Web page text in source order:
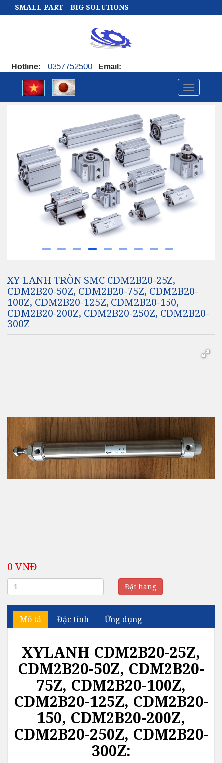
SMALL PART - BIG SOLUTIONS
Hotline: 0357752500 Email :
Toggle
XY LANH TRÒN SMC CDM2B20-25Z,
CDM2B20-50Z, CDM2B20-75Z, CDM2B20-
100Z, CDM2B20-125Z, CDM2B20-150,
CDM2B20-200Z, CDM2B20-250Z, CDM2B20-
300Z
0 VNĐ
Đặt hàng
Mô tả Đặc tính Ứng dụng
XYLANH CDM2B20-25Z,
CDM2B20-50Z, CDM2B20-
75Z, CDM2B20-100Z,
CDM2B20-125Z, CDM2B20-
150, CDM2B20-200Z,
CDM2B20-250Z, CDM2B20-
300Z: